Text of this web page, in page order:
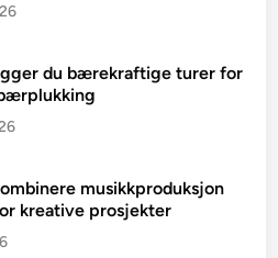
du bærekraftige turer for
musikkproduksjon
kreative prosjekter